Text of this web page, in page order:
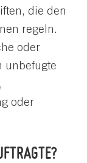
die den
regeln.
oder
unbefugte
oder